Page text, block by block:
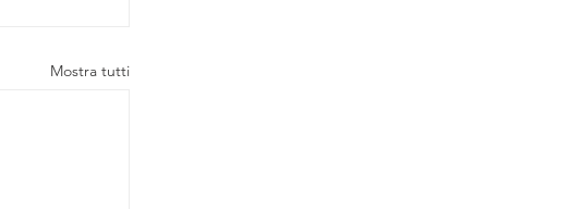
Mostra tutti